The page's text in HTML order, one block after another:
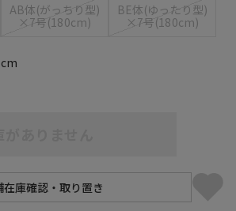
AB体(がっちり型)
×7号(180cm)
BE体(ゆったり型)
×7号(180cm)
cm